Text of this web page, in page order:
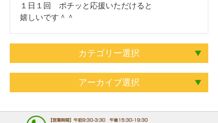
１日１回 ポチッと応援いただけると
嬉しいです＾＾
カテゴリー選択
アーカイブ選択